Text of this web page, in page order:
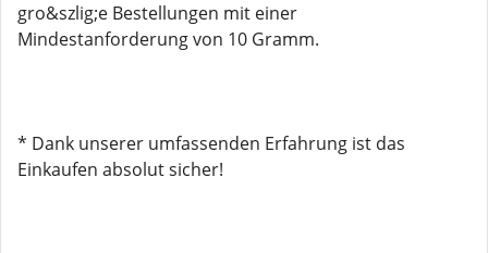
gro&szlig;e Bestellungen mit einer
Mindestanforderung von 10 Gramm.
* Dank unserer umfassenden Erfahrung ist das
Einkaufen absolut sicher!